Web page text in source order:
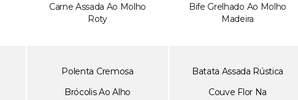
Carne Assada Ao Molho
Roty
Bife Grelhado Ao Molho
Madeira
Polenta Cremosa
Brócolis Ao Alho
Batata Assada Rústica
Couve Flor Na